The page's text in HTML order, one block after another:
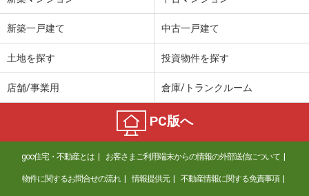
新築一戸建て 中古一戸建て
土地を探す 投資物件を探す
店舗/事業用 倉庫/トランクルーム
PC版へ
goo住宅・不動産とは お客さまご利用端末からの情報の外部送信について
物件に関するお問合せの流れ 情報提供元 不動産情報に関する免責事項